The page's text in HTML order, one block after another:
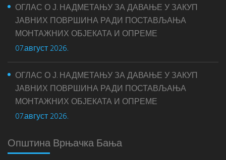
ОГЛАС О Ј. НАДМЕТАЊУ ЗА ДАВАЊЕ У ЗАКУП
ЈАВНИХ ПОВРШИНА РАДИ ПОСТАВЉАЊА
МОНТАЖНИХ ОБЈЕКАТА И ОПРЕМЕ
07.август 2026.
ОГЛАС О Ј. НАДМЕТАЊУ ЗА ДАВАЊЕ У ЗАКУП
ЈАВНИХ ПОВРШИНА РАДИ ПОСТАВЉАЊА
МОНТАЖНИХ ОБЈЕКАТА И ОПРЕМЕ
07.август 2026.
Општина Врњачка Бања